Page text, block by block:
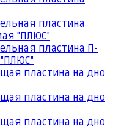
пластина
"ПЛЮС"
пластина П-
пластина на дно
пластина на дно
пластина на дно